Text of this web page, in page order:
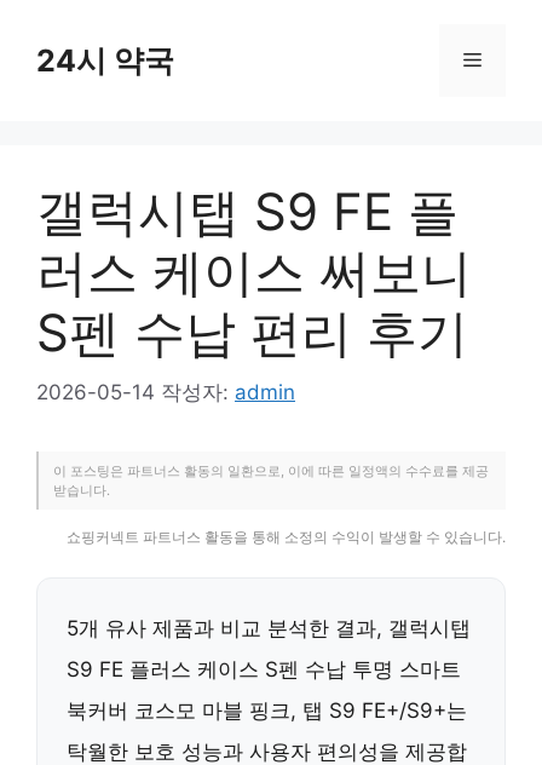
24시 약국 메
갤럭시탭 S9 FE 플
러스 케이스 써보니
S펜 수납 편리 후기
2026-05-14 작성자: admin
이 포스팅은 파트너스 활동의 일환으로, 이에 따른 일정액의 수수료를 제공
받습니다.
쇼핑커넥트 파트너스 활동을 통해 소정의 수익이 발생할 수 있습니다.
5개 유사 제품과 비교 분석한 결과, 갤럭시탭
S9 FE 플러스 케이스 S펜 수납 투명 스마트
북커버 코스모 마블 핑크, 탭 S9 FE+/S9+는
탁월한 보호 성능과 사용자 편의성을 제공합